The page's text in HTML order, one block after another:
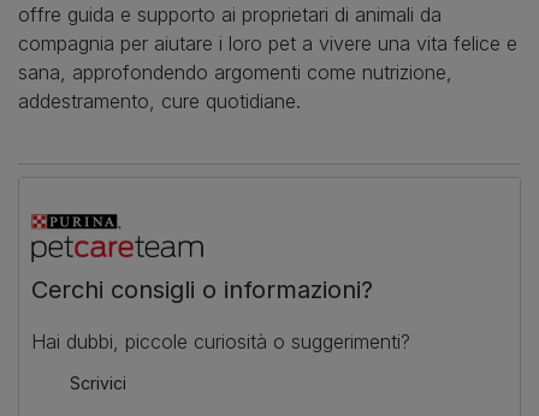
offre guida e supporto ai proprietari di animali da
compagnia per aiutare i loro pet a vivere una vita felice e
sana, approfondendo argomenti come nutrizione,
addestramento, cure quotidiane.
Cerchi consigli o informazioni?
Hai dubbi, piccole curiosità o suggerimenti?
Scrivici